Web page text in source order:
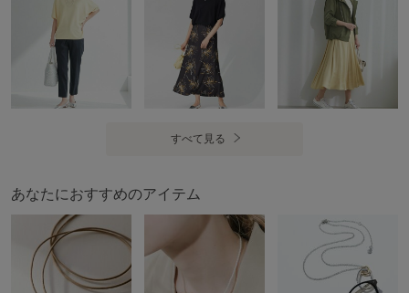
すべて見る
あなたにおすすめのアイテム